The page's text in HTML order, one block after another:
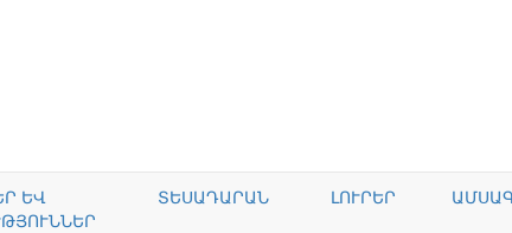
ԵՎ
ՏԵՍԱԴԱՐԱՆ ԼՈՒՐԵՐ